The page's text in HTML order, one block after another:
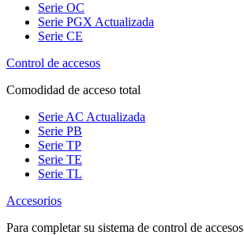
Serie OC
Serie PGX Actualizada
Serie CE
Control de accesos
Comodidad de acceso total
Serie AC Actualizada
Serie PB
Serie TP
Serie TE
Serie TL
Accesorios
Para completar su sistema de control de accesos